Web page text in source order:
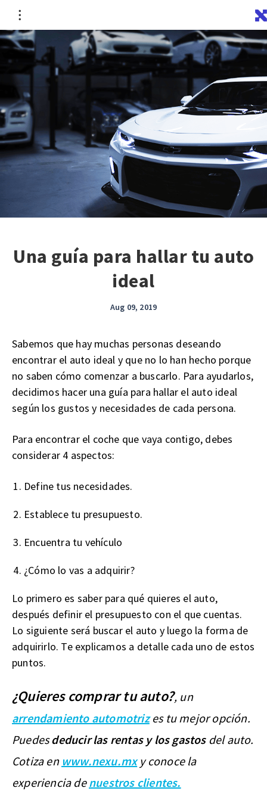
Una guía para hallar tu auto
ideal
Aug 09, 2019
Sabemos que hay muchas personas deseando
encontrar el auto ideal y que no lo han hecho porque
no saben cómo comenzar a buscarlo. Para ayudarlos,
decidimos hacer una guía para hallar el auto ideal
según los gustos y necesidades de cada persona.
Para encontrar el coche que vaya contigo, debes
considerar 4 aspectos:
Define tus necesidades.
Establece tu presupuesto.
Encuentra tu vehículo
¿Cómo lo vas a adquirir?
Lo primero es saber para qué quieres el auto,
después definir el presupuesto con el que cuentas.
Lo siguiente será buscar el auto y luego la forma de
adquirirlo. Te explicamos a detalle cada uno de estos
puntos.
¿Quieres comprar tu auto?, un
arrendamiento automotrizes tu mejor opción.
Puedesdeducir las rentas y los gastosdel auto.
Cotiza en www.nexu.mxy conoce la
experiencia denuestros clientes.